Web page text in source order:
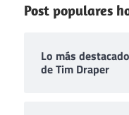
Post populares
Lo más
de Tim Draper